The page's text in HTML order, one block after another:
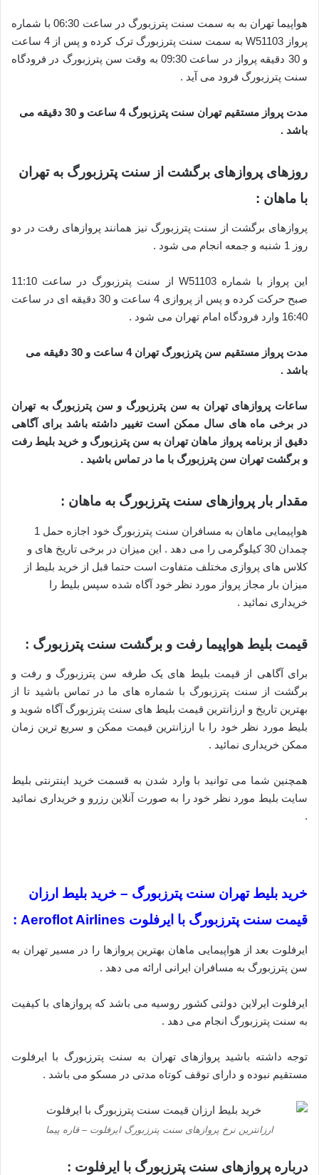
هواپیما تهران به به سمت سنت پترزبورگ در ساعت 06:30 با شماره
پرواز W51103 به سمت سنت پترزبورگ ترک کرده و پس از 4 ساعت
و 30 دقیقه پرواز در ساعت 09:30 به وقت سن پترزبورگ در فرودگاه
سنت پترزبورگ فرود می آید .
مدت پرواز مستقیم تهران سنت پترزبورگ 4 ساعت و 30 دقیقه می
باشد .
روزهای پروازهای برگشت از سنت پترزبورگ به تهران
با ماهان :
پروازهای برگشت از سنت پترزبورگ نیز همانند پروازهای رفت در دو
روز 1 شنبه و جمعه انجام می شود .
این پرواز با شماره W51103 از سنت پترزبورگ در ساعت 11:10
صبح حرکت کرده و پس از پروازی 4 ساعت و 30 دقیقه ای در ساعت
16:40 وارد فرودگاه امام تهران می شود .
مدت پرواز مستقیم سن پترزبورگ تهران 4 ساعت و 30 دقیقه می
باشد .
ساعات پروازهای تهران به سن پترزبورگ و سن پترزبورگ به تهران
در برخی ماه های سال ممکن است تغییر داشته باشد برای آگاهی
دقیق از برنامه پرواز ماهان تهران به سن پترزبورگ و خرید بلیط رفت
و برگشت تهران سن پترزبورگ با ما در تماس باشید .
مقدار بار پروازهای سنت پترزبورگ به ماهان :
هواپیمایی ماهان به مسافران سنت پترزبورگ خود اجازه حمل 1
چمدان 30 کیلوگرمی را می دهد . این میزان در برخی تاریخ های و
کلاس های پروازی مختلف متفاوت است حتما قبل از خرید بلیط از
میزان بار مجاز پرواز مورد نظر خود آگاه شده سپس بلیط را
خریداری نمائید .
قیمت بلیط هواپیما رفت و برگشت سنت پترزبورگ :
برای آگاهی از قیمت بلیط های یک طرفه سن پترزبورگ و رفت و
برگشت از سنت پترزبورگ با شماره های ما در تماس باشید تا از
بهترین تاریخ و ارزانترین قیمت بلیط های سنت پترزبورگ آگاه شوید و
بلیط مورد نظر خود را با ارزانترین قیمت ممکن و سریع ترین زمان
ممکن خریداری نمائید .
همچنین شما می توانید با وارد شدن به قسمت خرید اینترنتی بلیط
سایت بلیط مورد نظر خود را به صورت آنلاین رزرو و خریداری نمائید
.
خرید بلیط تهران سنت پترزبورگ – خرید بلیط ارزان
قیمت سنت پترزبورگ با ایرفلوت Aeroflot Airlines :
ایرفلوت بعد از هواپیمایی ماهان بهترین پروازها را در مسیر تهران به
سن پترزبورگ به مسافران ایرانی ارائه می دهد .
ایرفلوت ایرلاین دولتی کشور روسیه می باشد که پروازهای با کیفیت
به سنت پترزبورگ انجام می دهد .
توجه داشته باشید پروازهای تهران به سنت پترزبورگ با ایرفلوت
مستقیم نبوده و دارای توقف کوتاه مدتی در مسکو می باشد .
ارزانترین نرخ پروازهای سنت پترزبورگ ایرفلوت – قاره پیما
درباره پروازهای سنت پترزبورگ با ایرفلوت :